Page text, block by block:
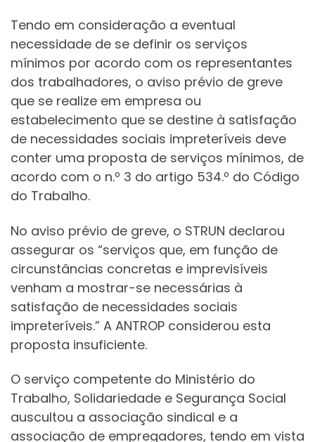
Tendo em consideração a eventual
necessidade de se definir os serviços
mínimos por acordo com os representantes
dos trabalhadores, o aviso prévio de greve
que se realize em empresa ou
estabelecimento que se destine à satisfação
de necessidades sociais impreteríveis deve
conter uma proposta de serviços mínimos, de
acordo com o n.º 3 do artigo 534.º do Código
do Trabalho.
No aviso prévio de greve, o STRUN declarou
assegurar os “serviços que, em função de
circunstâncias concretas e imprevisíveis
venham a mostrar-se necessárias à
satisfação de necessidades sociais
impreteríveis.” A ANTROP considerou esta
proposta insuficiente.
O serviço competente do Ministério do
Trabalho, Solidariedade e Segurança Social
auscultou a associação sindical e a
associação de empregadores, tendo em vista